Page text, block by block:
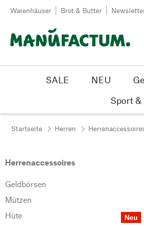
Zum Inhalt springen
Warenhäuser Brot & Butter
SALE NEU
Sport &
Startseite Herren
Herrenaccessoires
Geldbörsen
Mützen
Hüte
Neu